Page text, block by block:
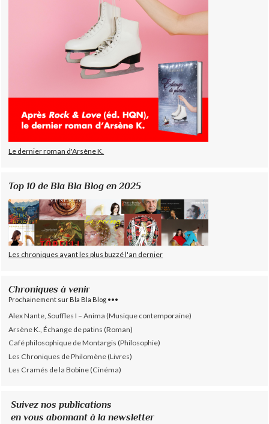
Le dernier roman d'Arsène K.
Top 10 de Bla Bla Blog en 2025
Les chroniques ayant les plus buzzé l'an dernier
Chroniques à venir
Prochainement sur Bla Bla Blog •••
Alex Nante, Souffles I – Anima (Musique contemporaine)
Arsène K., Échange de patins (Roman)
Café philosophique de Montargis (Philosophie)
Les Chroniques de Philomène (Livres)
Les Cramés de la Bobine (Cinéma)
Suivez nos publications
en vous abonnant à la newsletter